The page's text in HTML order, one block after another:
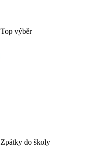
Top výběr
Zpátky do školy